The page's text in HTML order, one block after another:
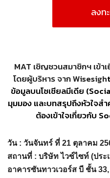
ลงท
MAT เชิญชวนสมาชิกฯ เข้า
โดยผู้บริหาร จาก Wisesight
ข้อมูลบนโซเชียลมีเดีย
มุมมอง และบทสรุปถึงหัวใจส
ต้องเข้าใจเกี่ยวกับ
วัน : วันจันทร์ ที่ 21 ตุลาคม
สถานที่ : บริษัท ไวซ์ไซท์ (ประ
อาคารซันทาวเวอร์ส บี ชั้น